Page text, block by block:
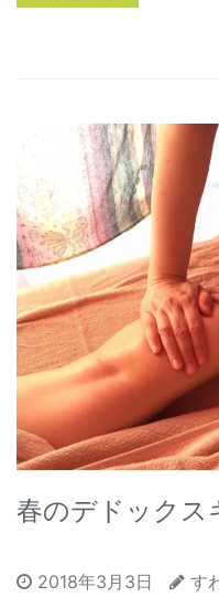
春のデドックス
2018年3月3日
す